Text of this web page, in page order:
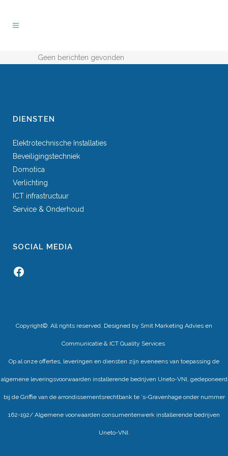
Geen berichten gevonden
DIENSTEN
Elektrotechnische Installaties
Beveiligingstechniek
Domotica
Verlichting
ICT infrastructuur
Service & Onderhoud
SOCIAL MEDIA
Facebook
Copyright©. All rights reserved. Designed by Smit Marketing Advies en
Communicatie & ICT Quality Services
Op al onze offertes, leveringen en diensten zijn eveneens van toepassing de
algemene leveringsvoorwaarden installerende bedrijven Uneto-VNI, gedeponeerd
bij de Griffie van de arrondissementsrechtbank te ‘s-Gravenhage onder nummer
162-192/ Algemene voorwaarden consumentenwerk installerende bedrijven
Uneto-VNI.